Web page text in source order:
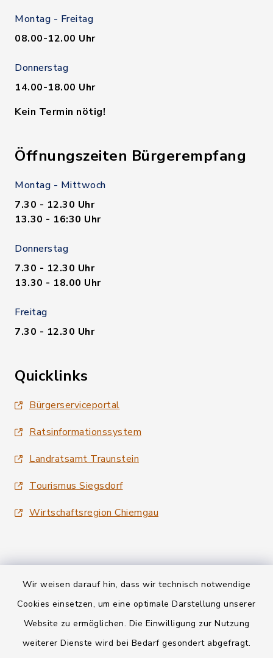
Wir weisen darauf hin, dass wir technisch notwendige
Cookies einsetzen, um eine optimale Darstellung unserer
Website zu ermöglichen. Die Einwilligung zur Nutzung
weiterer Dienste wird bei Bedarf gesondert abgefragt.
Montag - Freitag
08.00-12.00 Uhr
Donnerstag
14.00-18.00 Uhr
Kein Termin nötig!
Öffnungszeiten Bürgerempfang
Montag - Mittwoch
7.30 - 12.30 Uhr
13.30 - 16:30 Uhr
Donnerstag
7.30 - 12.30 Uhr
13.30 - 18.00 Uhr
Freitag
7.30 - 12.30 Uhr
Quicklinks
Bürgerserviceportal
Ratsinformationssystem
Landratsamt Traunstein
Tourismus Siegsdorf
Wirtschaftsregion Chiemgau
Kontakt